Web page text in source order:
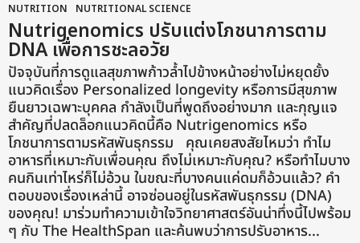
NUTRITION ,NUTRITIONAL SCIENCE
Nutrigenomics ปรับแต่งโภชนาการตาม
DNA เพื่อการชะลอวัย
ปัจจุบันที่การดูแลสุขภาพก้าวล้ำไปข้างหน้าอย่างไม่หยุดยั้ง
แนวคิดเรื่อง Personalized longevity หรือการมีสุขภาพ
ยืนยาวเฉพาะบุคคล กำลังเป็นที่พูดถึงอย่างมาก และกุญแจ
สำคัญที่ปลดล็อกแนวคิดนี้คือ Nutrigenomics หรือ
โภชนาการตามรหัสพันธุกรรม คุณเคยสงสัยไหมว่า ทำไม
อาหารที่เหมาะกับเพื่อนคุณ ถึงไม่เหมาะกับคุณ? หรือทำไมบาง
คนกินเท่าไหร่ก็ไม่อ้วน ในขณะที่บางคนแค่ดมก็อ้วนแล้ว? คำ
ตอบของเรื่องเหล่านี้ อาจซ่อนอยู่ในรหัสพันธุกรรม (DNA)
ของคุณ! มาร่วมทำความเข้าใจวิทยาศาสตร์อันน่าทึ่งนี้ไปพร้อม
ๆ กับ The HealthSpan และค้นพบว่าการปรับอาหาร...